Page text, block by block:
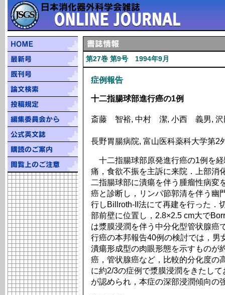
第27巻 第9号 1994年9月
症例報告
十二指腸球部進行癌の1例
斎藤 智裕, 中村 潔, 小西 義男,
長野胃腸病院, 富山医科薬科大学第2
十二指腸球部原発進行癌の1例を
痛，食欲不振を主訴に来院．上部消
二指腸球部に潰瘍を伴う腫瘤性病変
癌と診断し，リンパ節郭清を伴う幽
行しBillroth-II法にて再建を行った．
部前壁に位置し，2.8×2.5 cm大で
は漿膜浸潤を伴う中分化型管状腺癌
行癌の本邦報告40例の検討では，男
潰瘍形成型の肉眼形態を示すものが
癌，管状腺癌など，比較的分化度の
に約2/3の症例で漿膜浸潤をきたし
が認められ，本症の深部浸潤傾向の